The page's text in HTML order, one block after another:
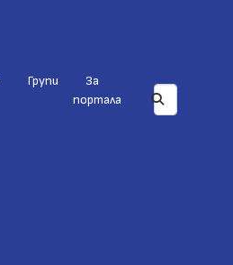
Групи
За
портала